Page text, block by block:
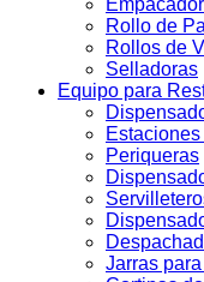
Rollo de
Rollos de
Selladoras
Equipo para
Periqueras
Jarras